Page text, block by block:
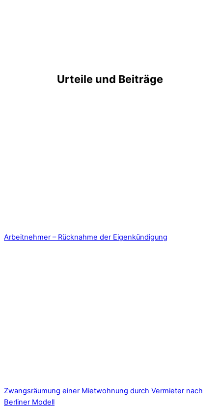
Urteile und Beiträge
Arbeitnehmer – Rücknahme der Eigenkündigung
Zwangsräumung einer Mietwohnung durch Vermieter nach
Berliner Modell